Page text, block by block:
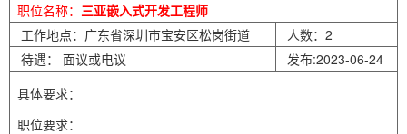
职位名称： 三亚嵌入式开发工程师
工作地点：广东省深圳市宝安区松岗街道
人数：2
待遇： 面议或电议
发布:2023-06-24
具体要求：
职位要求：